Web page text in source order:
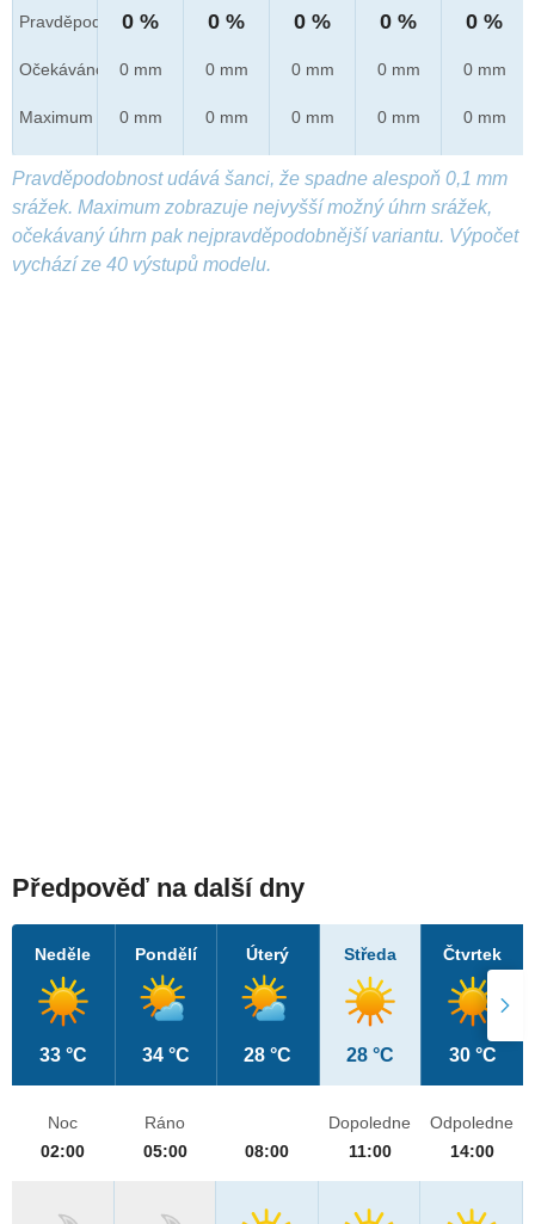
Pravděpod.
Očekáváno
Maximum
0 %
0 mm
0 mm
0 %
0 mm
0 mm
0 %
0 mm
0 mm
0 %
0 mm
0 mm
0 %
0 mm
0 mm
Pravděpodobnost udává šanci, že spadne alespoň 0,1 mm
srážek. Maximum zobrazuje nejvyšší možný úhrn srážek,
očekávaný úhrn pak nejpravděpodobnější variantu. Výpočet
vychází ze 40 výstupů modelu.
Předpověď na další dny
Neděle
33 °C
Pondělí
34 °C
Úterý
28 °C
Středa
28 °C
Čtvrtek
30 °C
Noc
02:00
Ráno
05:00
08:00
Dopoledne
11:00
Odpoledne
14:00